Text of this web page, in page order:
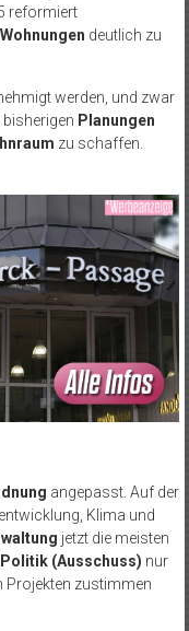
reformiert
Wohnungen deutlich zu
werden, und zwar
bisherigen Planungen
zu schaffen.
angepasst. Auf der
Klima und
jetzt die meisten
Politik (Ausschuss) nur
Projekten zustimmen